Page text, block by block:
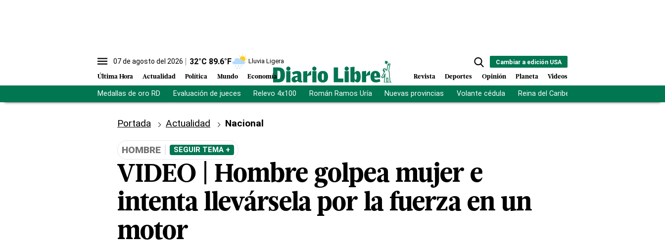
07 de agosto del 2026 32°C 89.6°F Lluvia Ligera
Última Hora Actualidad Política Mundo Economía
Cambiar a edición USA
Revista Deportes Opinión Planeta Videos
Medallas de oro RD Evaluación de jueces Relevo 4x100 Román Ramos Uría Nuevas provincias Volante cédula Reina del Caribe
Portada Actualidad Nacional
HOMBRE SEGUIR TEMA +
VIDEO | Hombre golpea mujer e
intenta llevársela por la fuerza en un
motor